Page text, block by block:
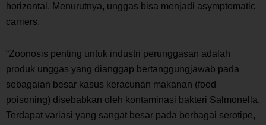
horizontal. Menurutnya, unggas bisa menjadi asymptomatic
carriers.
“Zoonosis penting untuk industri perunggasan adalah
produk unggas yang dianggap bertanggungjawab pada
sebagaian besar kasus keracunan makanan (food
poisoning) disebabkan oleh kontaminasi bakteri Salmonella.
Terdapat variasi yang sangat besar pada berbagai serotipe,